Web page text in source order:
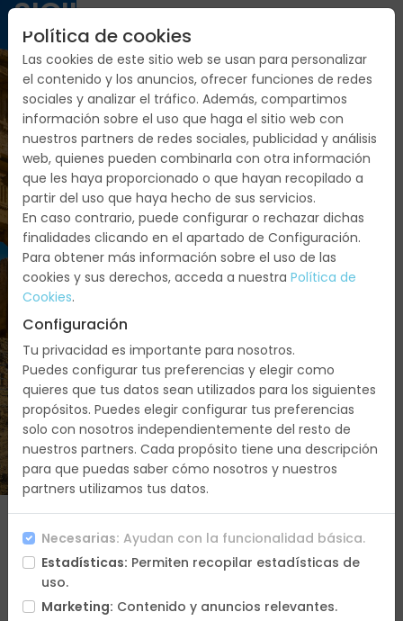
SICILIA
Italia:
Palermo,
Monreale,
Erice,
Trapani,
Agrigento,
Piazza
Armerina,
Caltagirone,
Siracusa,
Noto,
Catania,
Etna,
Taormina,
Messina,
Cefalú
Duracion
8 días
Que
vas a
hacer
Itinerario
Hoteles
Política de cookies
Las cookies de este sitio web se usan para personalizar
el contenido y los anuncios, ofrecer funciones de redes
sociales y analizar el tráfico. Además, compartimos
información sobre el uso que haga el sitio web con
nuestros partners de redes sociales, publicidad y análisis
web, quienes pueden combinarla con otra información
que les haya proporcionado o que hayan recopilado a
partir del uso que haya hecho de sus servicios.
En caso contrario, puede configurar o rechazar dichas
finalidades clicando en el apartado de Configuración.
Para obtener más información sobre el uso de las
cookies y sus derechos, acceda a nuestra Política de
Cookies.
Configuración
Tu privacidad es importante para nosotros.
Puedes configurar tus preferencias y elegir como
quieres que tus datos sean utilizados para los siguientes
propósitos. Puedes elegir configurar tus preferencias
solo con nosotros independientemente del resto de
nuestros partners. Cada propósito tiene una descripción
para que puedas saber cómo nosotros y nuestros
partners utilizamos tus datos.
Necesarias: Ayudan con la funcionalidad básica.
Estadísticas: Permiten recopilar estadísticas de
uso.
Marketing: Contenido y anuncios relevantes.